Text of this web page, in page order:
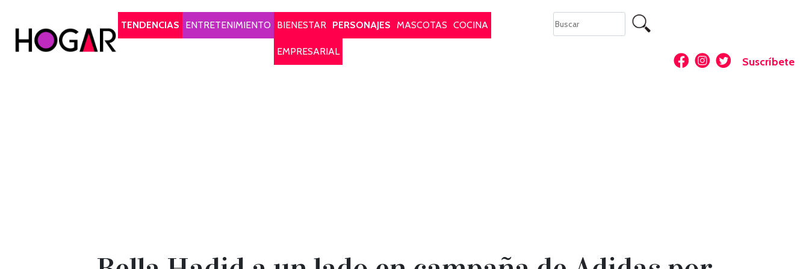
TENDENCIAS
ENTRETENIMIENTO BIENESTAR PERSONAJES MASCOTAS COCINA
EMPRESARIAL
Suscríbete